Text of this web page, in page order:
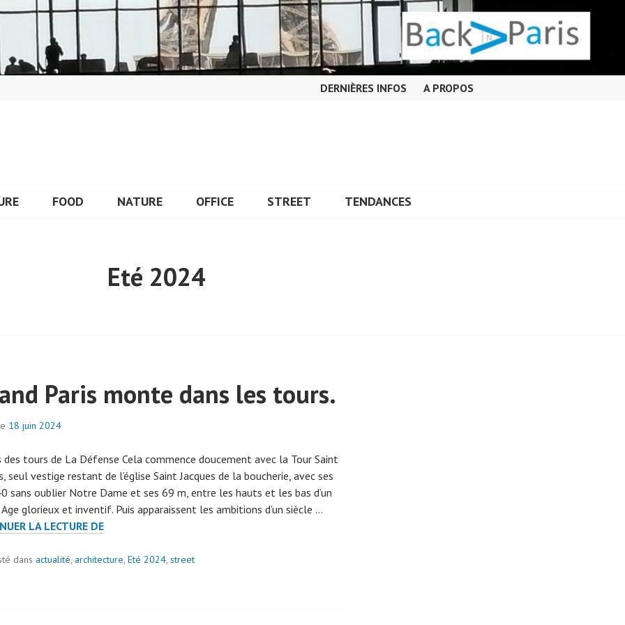
DERNIÈRES INFOS A PROPOS
FOOD NATURE OFFICE STREET TENDANCES
Eté 2024
Paris monte dans les tours.
18 juin 2024
a
d
m
i
7
des tours de La Défense Cela commence doucement avec la Tour Saint
seul vestige restant de l’église Saint Jacques de la boucherie, avec ses
sans oublier Notre Dame et ses 69 m, entre les hauts et les bas d’un
glorieux et inventif. Puis apparaissent les ambitions d’un siècle …
LA LECTURE DEQUAND
MONTE
dans actualité, architecture, Eté 2024, street